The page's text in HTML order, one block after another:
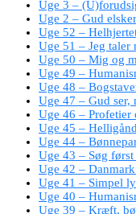
Uge 3 –
Uge 2 – Gud
Uge 52 –
Uge 51 – Jeg taler
Uge 50 – Mig og
Uge 49 –
Uge 48 –
Uge 47 – Gud ser,
Uge 46 – Profetier
Uge 45 –
Uge 44 –
Uge 43 – Søg først
Uge 42 –
Uge 41 – Simpel
Uge 40 –
Uge 39 – Kræft,